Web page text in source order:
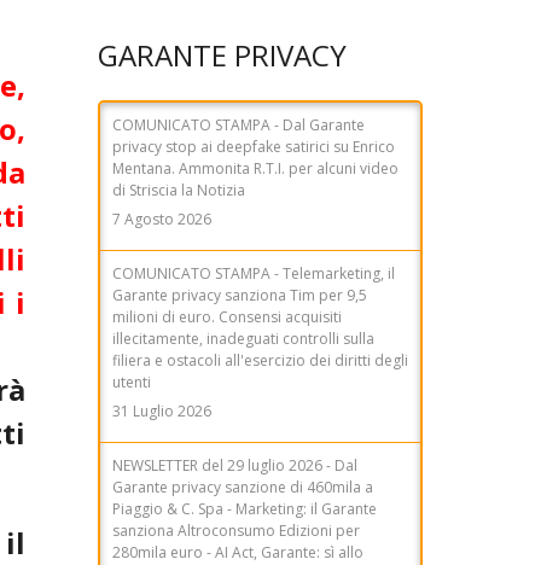
i
GARANTE PRIVACY
COMUNICATO STAMPA - Telemarketing, il
Garante privacy sanziona Tim per 9,5
milioni di euro. Consensi acquisiti
illecitamente, inadeguati controlli sulla
filiera e ostacoli all'esercizio dei diritti degli
utenti
NEWSLETTER del 29 luglio 2026 - Dal
Garante privacy sanzione di 460mila a
Piaggio & C. Spa - Marketing: il Garante
sanziona Altroconsumo Edizioni per
280mila euro - AI Act, Garante: sì allo
schema di decreto legislativo, ma con
maggiori garanzie - AI Act, Garante:
rafforzare le tutele per i dati biometrici -
Data breach, il Garante sanziona la Città
Metropolitana di Sassari
29 Luglio 2026